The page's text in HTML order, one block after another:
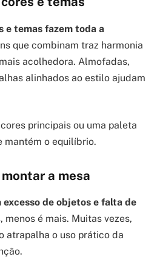
e temas fazem toda a
que combinam traz harmonia
acolhedora. Almofadas,
alinhados ao estilo ajudam
principais ou uma paleta
mantém o equilíbrio.
a mesa
excesso de objetos e falta de
menos é mais. Muitas vezes,
atrapalha o uso prático da